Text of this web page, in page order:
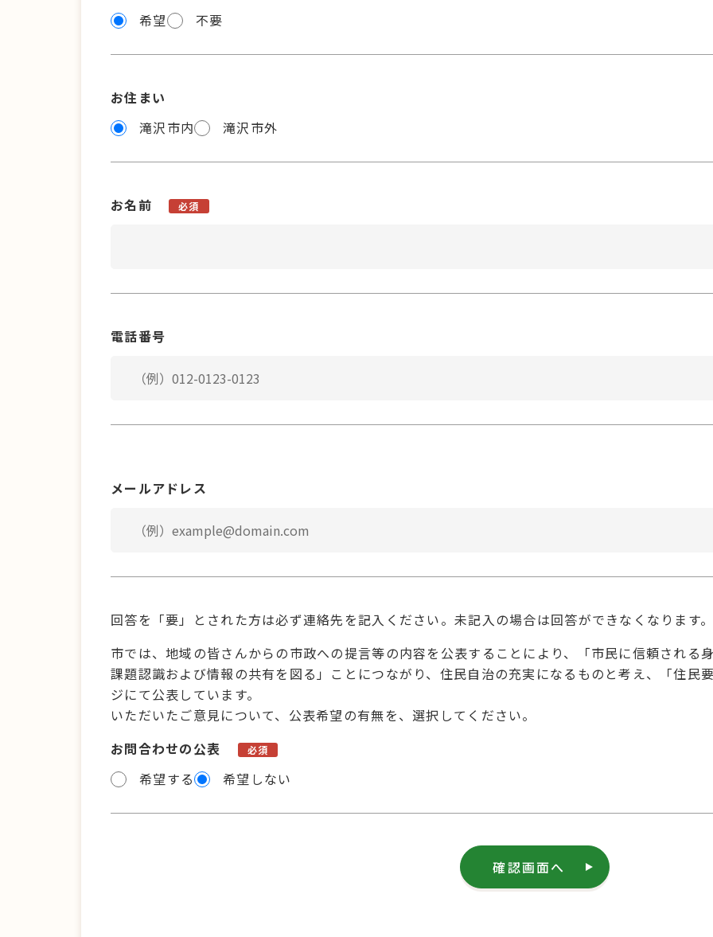
希望 不要
お住まい
滝沢市内
滝沢市外
お名前 必須
電話番号
メールアドレス
回答を「要」とされた方は必ず連絡先を記入ください。未記入の場合は回答ができなくなります
市では、地域の皆さんからの市政への提言等の内容を公表することにより、「市民に信頼される
課題認識および情報の共有を図る」ことにつながり、住民自治の充実になるものと考え、「住民
ジにて公表しています。
いただいたご意見について、公表希望の有無を、選択してください。
お問合わせの公表
必須
希望する 希望しない
確認画面へ